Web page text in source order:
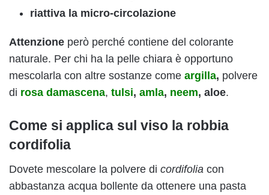
riattiva la micro-circolazione
Attenzione però perché contiene del colorante
naturale. Per chi ha la pelle chiara è opportuno
mescolarla con altre sostanze come argilla, polvere
di rosa damascena, tulsi, amla, neem, aloe.
Come si applica sul viso la robbia
cordifolia
Dovete mescolare la polvere di cordifolia con
abbastanza acqua bollente da ottenere una pasta